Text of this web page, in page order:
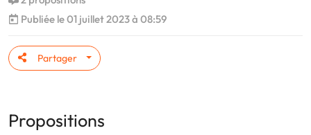
Publiée le 01 juillet 2023 à 08:59
Partager
Propositions